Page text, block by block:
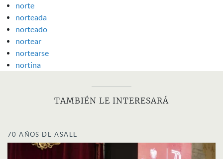
norte
norteada
norteado
nortear
nortearse
nortina
TAMBIÉN LE INTERESARÁ
70 AÑOS DE ASALE